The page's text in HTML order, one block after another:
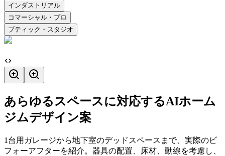
インダストリアル
コマーシャル・プロ
ブティック・スタジオ
あらゆるスペースに対応するAIホーム
ジムデザイン案
1台用ガレージから地下室のデッドスペースまで、実際のビ
フォーアフターを紹介。器具の配置、床材、動線を考慮し、